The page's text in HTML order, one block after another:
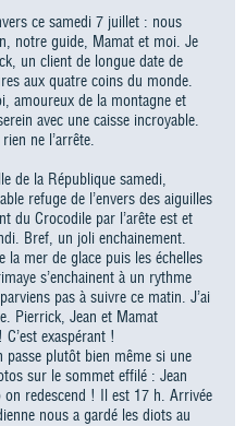
ce samedi 7 juillet : nous
notre guide, Mamat et moi. Je
un client de longue date de
aux quatre coins du monde.
amoureux de la montagne et
avec une caisse incroyable.
ne l’arrête.
de la République samedi,
refuge de l’envers des aiguilles
du Crocodile par l’arête est et
Bref, un joli enchainement.
la mer de glace puis les échelles
s’enchainent à un rythme
pas à suivre ce matin. J’ai
Pierrick, Jean et Mamat
exaspérant !
passe plutôt bien même si une
sur le sommet effilé : Jean
redescend ! Il est 17 h. Arrivée
nous a gardé les diots au